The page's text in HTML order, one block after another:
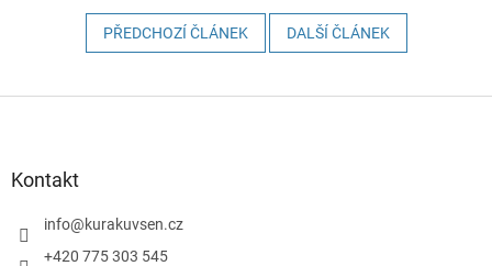
PŘEDCHOZÍ ČLÁNEK DALŠÍ ČLÁNEK
Kontakt
info@kurakuvsen.cz
+420 775 303 545